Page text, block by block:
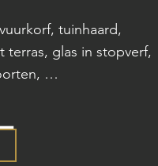
tuinhaard,
glas in stopverf,
…